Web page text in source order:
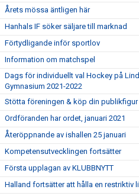
Årets mössa äntligen här
Hanhals IF söker säljare till marknad
Förtydligande inför sportlov
Information om matchspel
Dags för individuellt val Hockey på
Gymnasium 2021-2022
Stötta föreningen & köp din publikfigur
Ordföranden har ordet, januari 2021
Återöppnande av ishallen 25 januari
Kompetensutvecklingen fortsätter
Första upplagan av KLUBBNYTT
Halland fortsätter att hålla en restriktiv